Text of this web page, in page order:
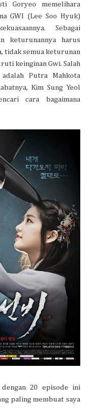
Goryeo memelihara
GWI (Lee Soo Hyuk)
Sebagai
keturunannya harus
tidak semua keturunan
keinginan Gwi. Salah
Putra Mahkota
Kim Sung Yeol
cara bagaimana
dengan 20 episode ini
paling membuat saya